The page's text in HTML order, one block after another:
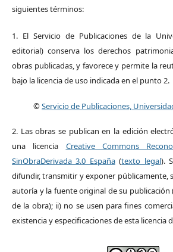
siguientes términos:
1. El Servicio de Publicaciones de la
editorial) conserva los derechos
obras publicadas, y favorece y permite la
bajo la licencia de uso indicada en el punto 2.
©Servicio de Publicaciones,
2. Las obras se publican en la edición
una licencia Creative Commons
SinObraDerivada 3.0 España(texto legal).
difundir, transmitir y exponer públicamente,
autoría y la fuente original de su publicación
de la obra); ii) no se usen para fines
existencia y especificaciones de esta licencia